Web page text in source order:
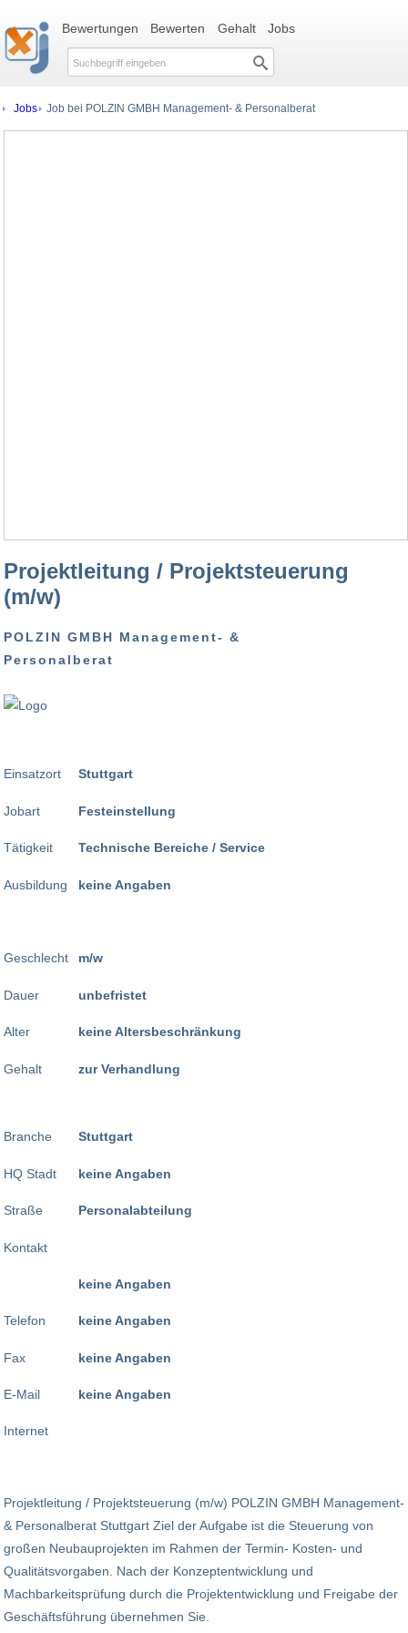
Bewertungen Bewerten Gehalt Jobs
Jobs Job bei POLZIN GMBH Management- & Personalberat
Projektleitung / Projektsteuerung
(m/w)
POLZIN GMBH Management- &
Personalberat
Einsatzort
Jobart
Tätigkeit
Ausbildung
Geschlecht
Dauer
Alter
Gehalt
Stuttgart
Festeinstellung
Technische Bereiche / Service
keine Angaben
m/w
unbefristet
keine Altersbeschränkung
zur Verhandlung
Branche
HQ Stadt
Straße
Kontakt
Telefon
Fax
E-Mail
Internet
Stuttgart
keine Angaben
Personalabteilung
keine Angaben
keine Angaben
keine Angaben
keine Angaben
Projektleitung / Projektsteuerung (m/w) POLZIN GMBH Management-
& Personalberat Stuttgart Ziel der Aufgabe ist die Steuerung von
großen Neubauprojekten im Rahmen der Termin- Kosten- und
Qualitätsvorgaben. Nach der Konzeptentwicklung und
Machbarkeitsprüfung durch die Projektentwicklung und Freigabe der
Geschäftsführung übernehmen Sie.